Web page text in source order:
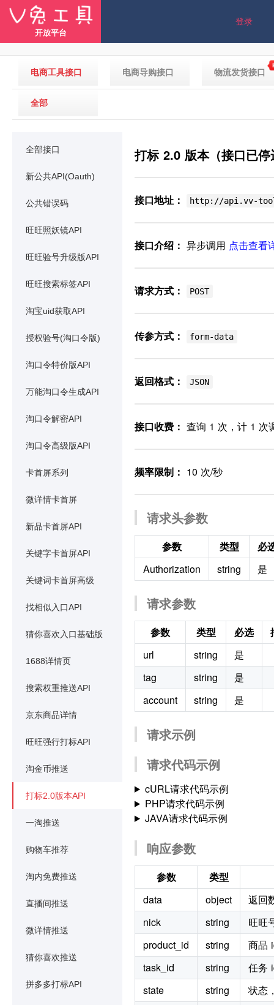
开放平台
登录
电商工具接口 电商导购接口 物流发货接口
全部
全部接口
新公共API(Oauth)
公共错误码
旺旺照妖镜API
旺旺验号升级版API
旺旺搜索标签API
淘宝uid获取API
授权验号(淘口令版)
淘口令特价版API
万能淘口令生成API
淘口令解密API
淘口令高级版API
卡首屏系列
微详情卡首屏
新品卡首屏API
关键字卡首屏API
关键词卡首屏高级
找相似入口API
猜你喜欢入口基础版
1688详情页
搜索权重推送API
京东商品详情
旺旺强行打标API
淘金币推送
打标2.0版本API
一淘推送
购物车推荐
淘内免费推送
直播间推送
微详情推送
猜你喜欢推送
拼多多打标API
打标 2.0 版本（接口已
接口地址： http://api.vv-
接口介绍： 异步调用 点击查看
请求方式： POST
传参方式： form-data
返回格式： JSON
接口收费： 查询 1 次，计 1 次
频率限制： 10 次/秒
请求头参数
参数 类型
必
Authorization
string 是
请求参数
参数 类型 必选
url
string
是
tag
string
是
account
string 是
请求示例
请求代码示例
cURL请求代码示例
PHP请求代码示例
JAVA请求代码示例
响应参数
参数
类型
data
object
返回
nick
string
旺旺
product_id
string
商品
task_id
string
任务
state
string
状态